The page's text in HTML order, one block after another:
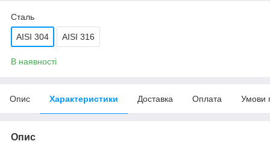
Сталь
AISI 304 AISI 316
В наявності
Опис Характеристики Доставка Оплата Умови
Опис